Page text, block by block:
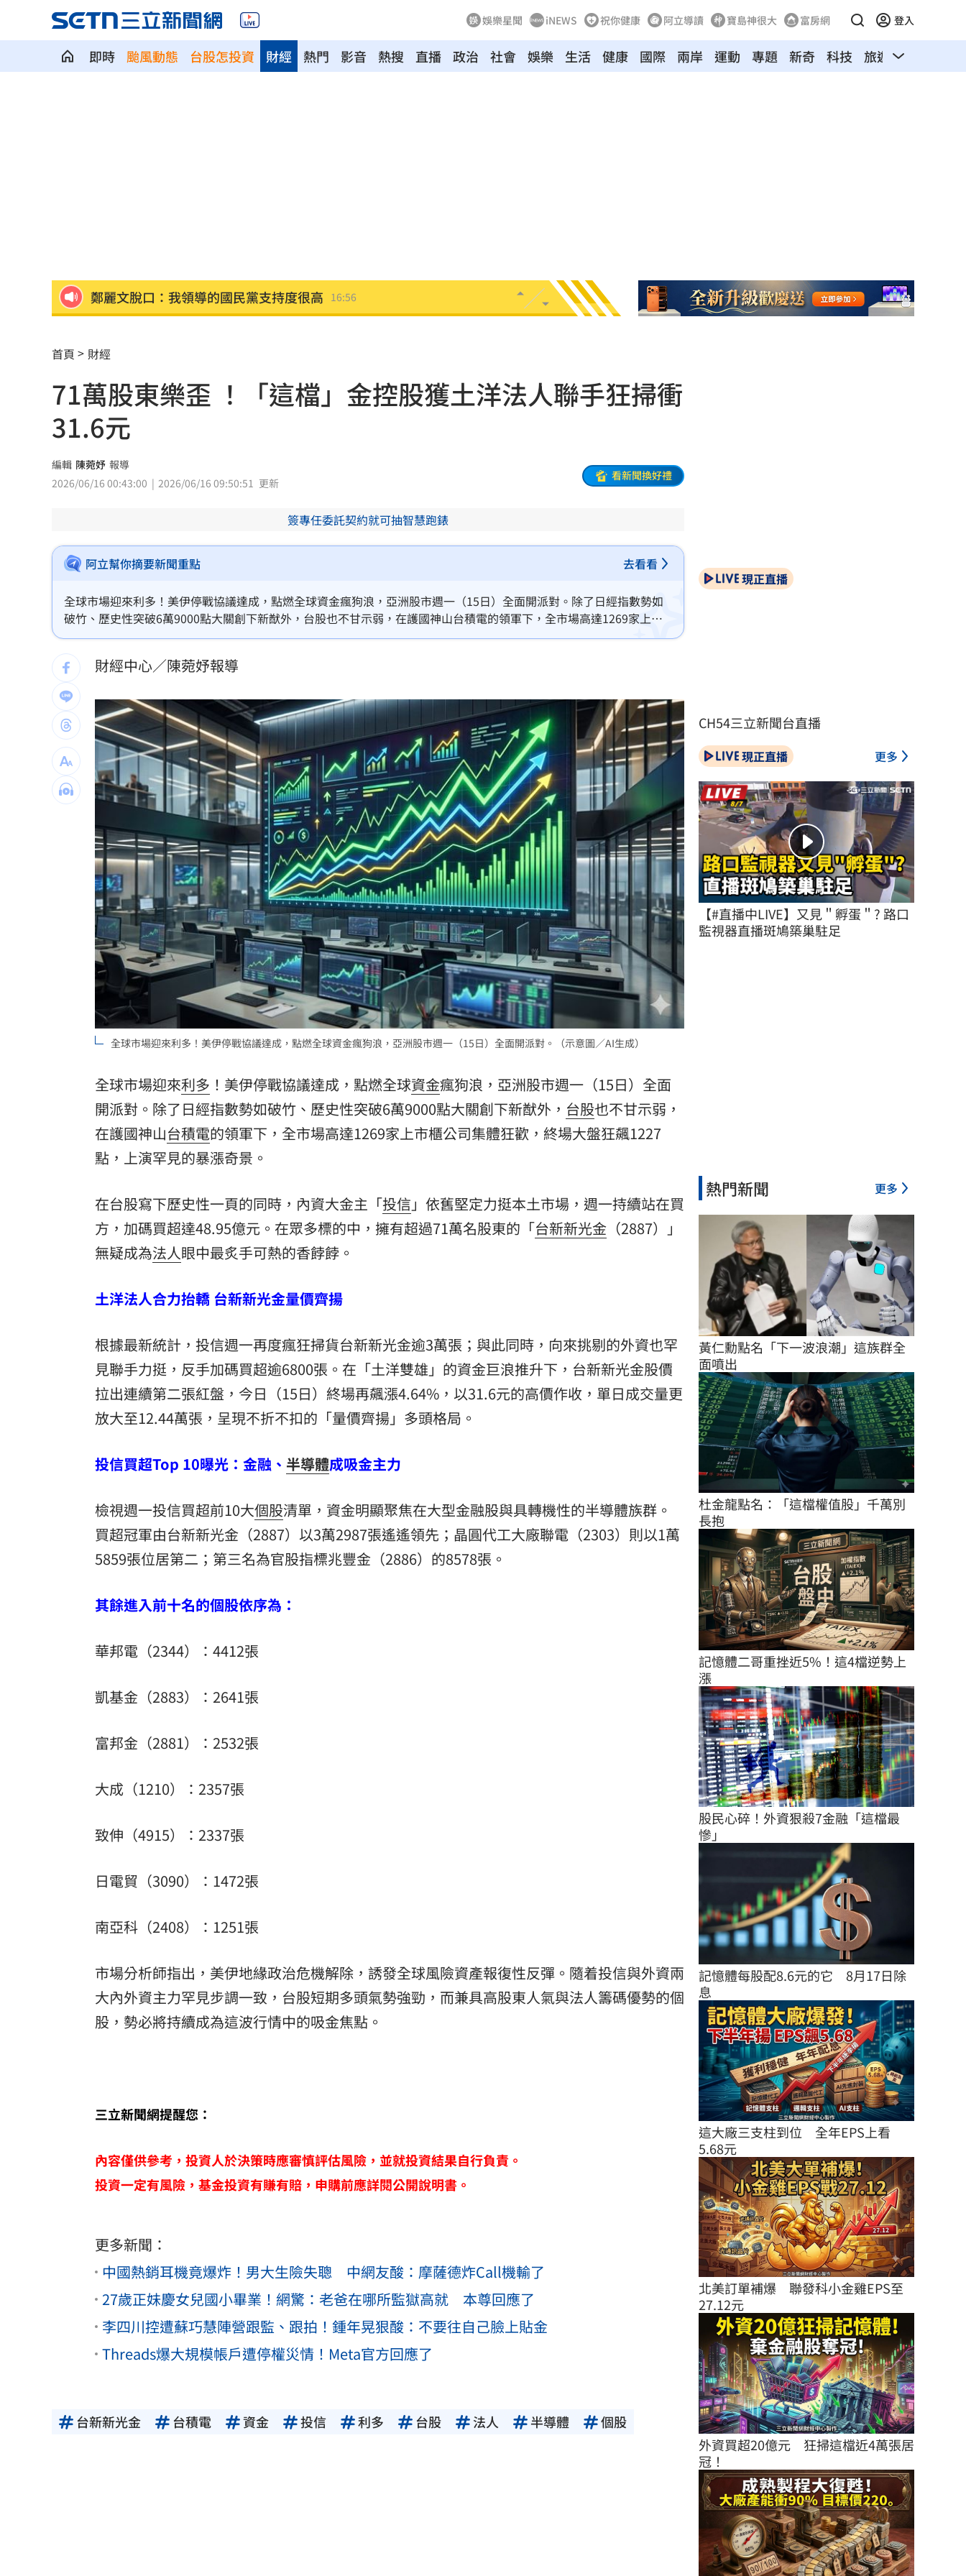
娛樂星聞 iNEWS 祝你健康 阿立導讀 寶島神很大 富房網 登入
即時 颱風動態 台股怎投資 熱門 影音 熱搜 直播 政治 社會 娛樂 生活 健康 國際 兩岸 運動
財經 專題 新奇 科技 旅遊 汽車
鄭麗文脫口：我領導的國民黨支持度很高 16:56
投信逆勢挺「這檔」狂掃近7千張奪買超王 16:56
南港LaLaport鷹架倒塌！北市開罰30萬
Mina同學發聲 揭她19歲半工半讀考上名校 16:53
台股風向變了！他點3改變：資金往這族群
80歲伯不甩演習硬闖…嗆警：路你家的逆？
退休族注意！國泰金「5招」老本護城河
漢光首日驚魂！女連長寢室遭陌生人闖入 16:46
泰國14歲少年先殺祖父母再屠6師生 動機曝 16:44
來台1年賺百萬 韓啦啦隊女神定居台灣 16:42
石崇良、姜至剛驚傳請辭？衛福部回應了
慈濟遭詐10億 最新聲明：不排除提告求償
73歲首過父親節 他找亡妻淚：今天好快樂 16:35
攝護腺肥大頻尿！10分鐘提拉手術重獲新生 16:34
台灣彩券開獎直播中 20:31
LIVE三立+24小時直播 15:27
三立iNEWS新聞台線上直播 18:00
商場戰國來臨 台中「頂奢大道」逐漸成形 12:00
台彩父親節推新刮刮樂千萬頭獎超「爸」氣 12:00
「拍片人的多重宇宙」職涯論壇9/12登場！ 10:30
8國球員齊聚高雄 Formosa 7s掀足球熱潮 10:00
理想混蛋號召粉絲跨海追星吃美食！ 18:15
首頁 財經
71萬股東樂歪 ！「這檔」金控股獲土洋法人聯手狂掃衝
31.6元
編輯 陳菀妤 報導
2026/06/16 00:43:00
2026/06/16 09:50:51 更新
看新聞換好禮
簽專任委託契約就可抽智慧跑錶
阿立幫你摘要新聞重點 去看看
全球市場迎來利多！美伊停戰協議達成，點燃全球資金瘋狗浪，亞洲股市週一（15日）全面開派對。除了日經指數勢如
破竹、歷史性突破6萬9000點大關創下新猷外，台股也不甘示弱，在護國神山台積電的領軍下，全市場高達1269家上市
櫃公司集體狂歡，終場大盤狂飆1227點，上演罕見的暴漲奇景。
財經中心／陳菀妤報導
全球市場迎來利多！美伊停戰協議達成，點燃全球資金瘋狗浪，亞洲股市週一（15日）全面開派對。（示意圖／AI生成）
全球市場迎來利多 ！美伊停戰協議達成，點燃全球資金瘋狗浪，亞洲股市週一（15日）全面
開派對。除了日經指數勢如破竹、歷史性突破6萬9000點大關創下新猷外， 台股也不甘示弱，
在護國神山台積電的領軍下，全市場高達1269家上市櫃公司集體狂歡，終場大盤狂飆1227
點，上演罕見的暴漲奇景。
在台股寫下歷史性一頁的同時，內資大金主「投信 」依舊堅定力挺本土市場，週一持續站在買
方，加碼買超達48.95億元。在眾多標的中，擁有超過71萬名股東的「台新新光金 （2887）」
無疑成為法人眼中最炙手可熱的香餑餑。
土洋法人合力抬轎 台新新光金量價齊揚
根據最新統計，投信週一再度瘋狂掃貨台新新光金逾3萬張；與此同時，向來挑剔的外資也罕
見聯手力挺，反手加碼買超逾6800張。在「土洋雙雄」的資金巨浪推升下，台新新光金股價
拉出連續第二張紅盤，今日（15日）終場再飆漲4.64%，以31.6元的高價作收，單日成交量更
放大至12.44萬張，呈現不折不扣的「量價齊揚」多頭格局。
投信買超Top 10曝光：金融、 半導體成吸金主力
檢視週一投信買超前10大個股清單，資金明顯聚焦在大型金融股與具轉機性的半導體族群。
買超冠軍由台新新光金（2887）以3萬2987張遙遙領先；晶圓代工大廠聯電（2303）則以1萬
5859張位居第二；第三名為官股指標兆豐金（2886）的8578張。
其餘進入前十名的個股依序為：
華邦電（2344）：4412張
凱基金（2883）：2641張
富邦金（2881）：2532張
大成（1210）：2357張
致伸（4915）：2337張
日電貿（3090）：1472張
南亞科（2408）：1251張
市場分析師指出，美伊地緣政治危機解除，誘發全球風險資產報復性反彈。隨着投信與外資兩
大內外資主力罕見步調一致，台股短期多頭氣勢強勁，而兼具高股東人氣與法人籌碼優勢的個
股，勢必將持續成為這波行情中的吸金焦點。
三立新聞網提醒您：
內容僅供參考，投資人於決策時應審慎評估風險，並就投資結果自行負責。
投資一定有風險，基金投資有賺有賠，申購前應詳閱公開說明書。
更多新聞：
中國熱銷耳機竟爆炸！男大生險失聰 中網友酸：摩薩德炸Call機輸了
27歲正妹慶女兒國小畢業！網驚：老爸在哪所監獄高就 本尊回應了
李四川控遭蘇巧慧陣營跟監、跟拍！鍾年晃狠酸：不要往自己臉上貼金
Threads爆大規模帳戶遭停權災情！Meta官方回應了
台新新光金 台積電 資金 投信 利多 台股 法人 半導體 個股
現正直播
CH54三立新聞台直播
現正直播 更多
【#直播中LIVE】又見＂孵蛋＂? 路口
監視器直播斑鳩築巢駐足
熱門新聞 更多
黃仁勳點名「下一波浪潮」這族群全
面噴出
杜金龍點名：「這檔權值股」千萬別
長抱
記憶體二哥重挫近5%！這4檔逆勢上
漲
股民心碎！外資狠殺7金融「這檔最
慘」
記憶體每股配8.6元的它　8月17日除
息
這大廠三支柱到位　全年EPS上看
5.68元
北美訂單補爆　聯發科小金雞EPS至
27.12元
外資買超20億元　狂掃這檔近4萬張居
冠！